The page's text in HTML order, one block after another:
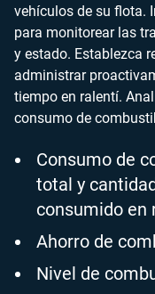
vehículos de su flota.
para monitorear las
y estado. Establezca
administrar
tiempo en ralentí.
consumo de
Consumo de
total y
consumido en
Ahorro de
Nivel de